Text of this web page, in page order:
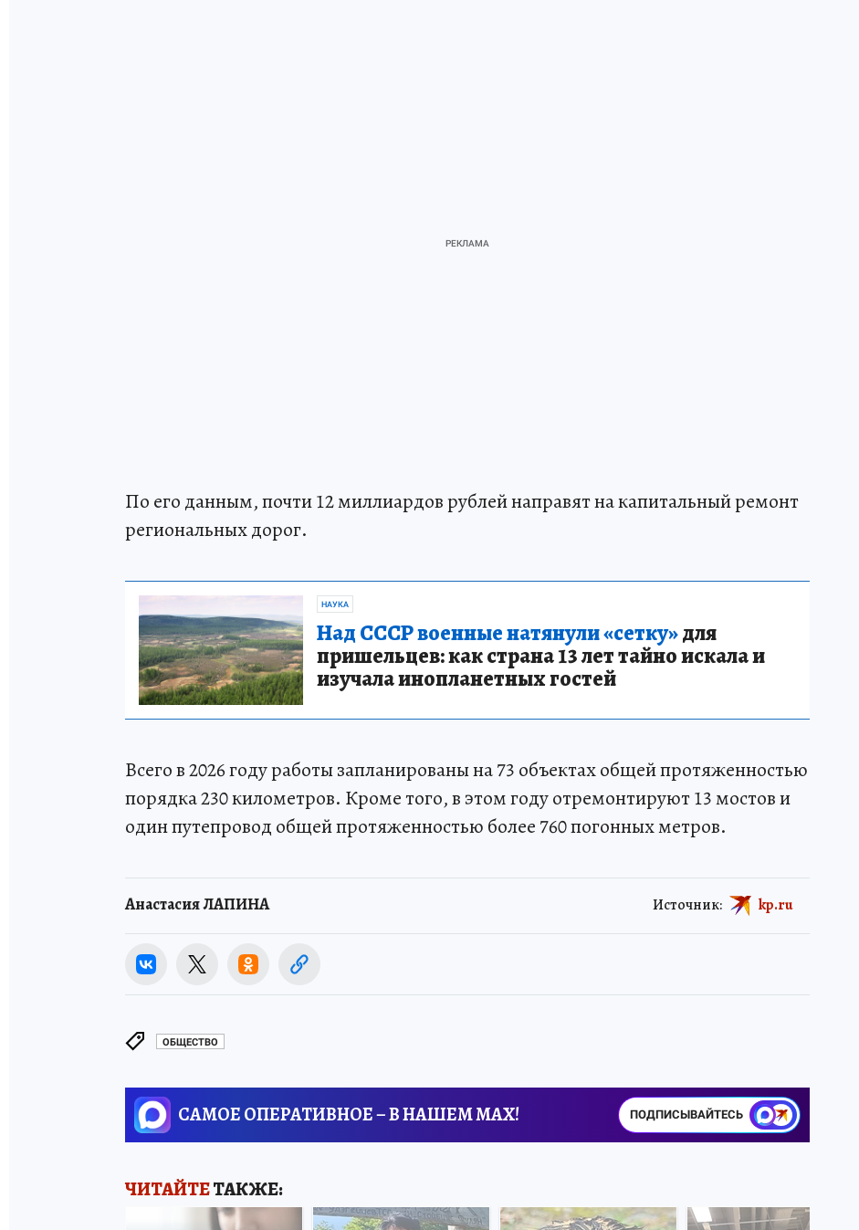
По его данным, почти 12 миллиардов рублей направят на капитальный ремонт
региональных дорог.
НАУКА
Над СССР военные натянули «сетку»для
пришельцев: как страна 13 лет тайно искала и
изучала инопланетных гостей
Всего в 2026 году работы запланированы на 73 объектах общей протяженностью
порядка 230 километров. Кроме того, в этом году отремонтируют 13 мостов и
один путепровод общей протяженностью более 760 погонных метров.
Анастасия ЛАПИНА Источник: kp.ru
ОБЩЕСТВО
САМОЕ ОПЕРАТИВНОЕ – В НАШЕМ MAX! ПОДПИСЫВАЙТЕСЬ
ЧИТАЙТЕТАКЖЕ: